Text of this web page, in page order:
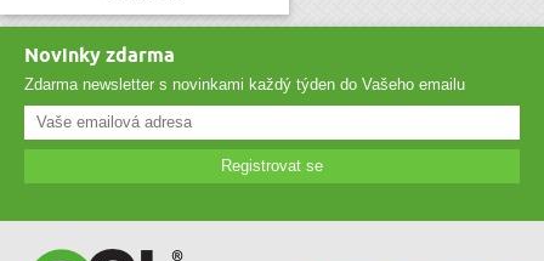
Novinky zdarma
Zdarma newsletter s novinkami každý týden do Vašeho emailu
Registrovat se